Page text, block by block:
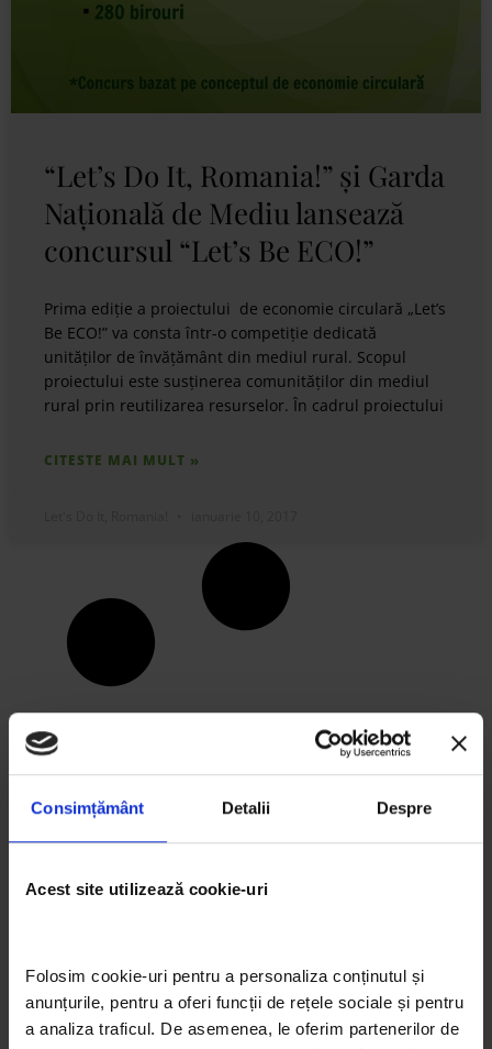
Consimțământ Detalii Despre
Acest site utilizează cookie-uri
Folosim cookie-uri pentru a personaliza conținutul și
anunțurile, pentru a oferi funcții de rețele sociale și pentru
a analiza traficul. De asemenea, le oferim partenerilor de
“Let’s Do It, Romania!” și Garda
Națională de Mediu lansează
concursul “Let’s Be ECO!”
Prima ediție a proiectului de economie circulară „Let’s
Be ECO!” va consta într-o competiție dedicată
unităților de învățământ din mediul rural. Scopul
proiectului este susținerea comunităților din mediul
rural prin reutilizarea resurselor. În cadrul proiectului
CITESTE MAI MULT »
ARTICOLE RECENTE